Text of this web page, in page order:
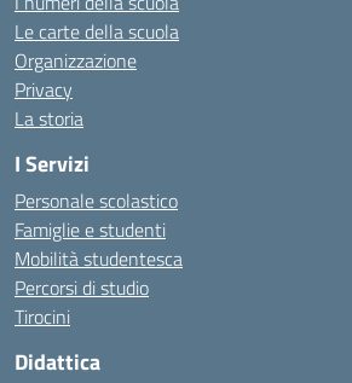
Le carte della scuola
Organizzazione
Privacy
La storia
I Servizi
Personale scolastico
Famiglie e studenti
Mobilità studentesca
Percorsi di studio
Tirocini
Didattica